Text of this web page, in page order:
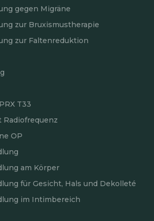
gegen Migräne
zur Bruxismustherapie
zur Faltenreduktion
T33
Radiofrequenz
OP
am Körper
für Gesicht, Hals und Dekolleté
im Intimbereich